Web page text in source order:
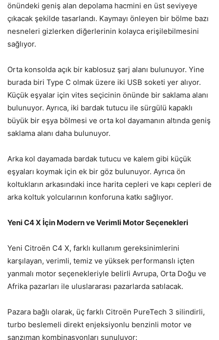
önündeki geniş alan depolama hacmini en üst seviyeye
çıkacak şekilde tasarlandı. Kaymayı önleyen bir bölme bazı
nesneleri gizlerken diğerlerinin kolayca erişilebilmesini
sağlıyor.
Orta konsolda açık bir kablosuz şarj alanı bulunuyor. Yine
burada biri Type C olmak üzere iki USB soketi yer alıyor.
Küçük eşyalar için vites seçicinin önünde bir saklama alanı
bulunuyor. Ayrıca, iki bardak tutucu ile sürgülü kapaklı
büyük bir eşya bölmesi ve orta kol dayamanın altında geniş
saklama alanı daha bulunuyor.
Arka kol dayamada bardak tutucu ve kalem gibi küçük
eşyaları koymak için ek bir göz bulunuyor. Ayrıca ön
koltukların arkasındaki ince harita cepleri ve kapı cepleri de
arka koltuk yolcularının konforuna katkı sağlıyor.
Yeni C4 X İçin Modern ve Verimli Motor Seçenekleri
Yeni Citroën C4 X, farklı kullanım gereksinimlerini
karşılayan, verimli, temiz ve yüksek performanslı içten
yanmalı motor seçenekleriyle belirli Avrupa, Orta Doğu ve
Afrika pazarları ile uluslararası pazarlarda satılacak.
Pazara bağlı olarak, üç farklı Citroën PureTech 3 silindirli,
turbo beslemeli direkt enjeksiyonlu benzinli motor ve
şanzıman kombinasyonları sunuluyor: